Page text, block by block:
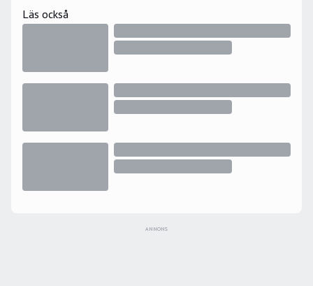
Läs också
ANNONS